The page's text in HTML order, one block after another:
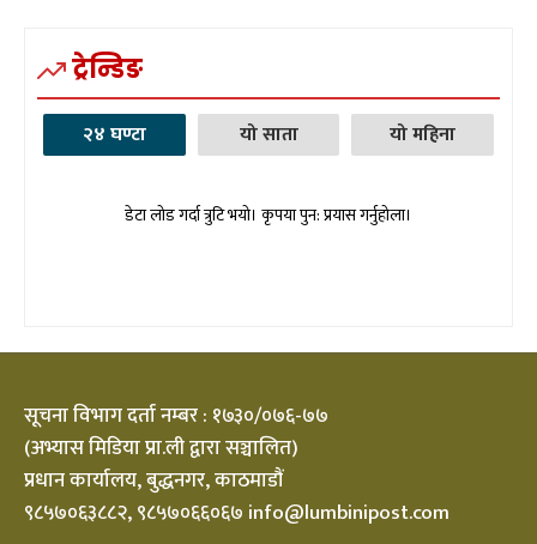
ट्रेन्डिङ
२४ घण्टा यो साता यो महिना
डेटा लोड गर्दा त्रुटि भयो। कृपया पुन: प्रयास गर्नुहोला।
सूचना विभाग दर्ता नम्बर : १७३०/०७६-७७
(अभ्यास मिडिया प्रा.ली द्वारा सञ्चालित)
प्रधान कार्यालय, बुद्धनगर, काठमाडौं
९८५७०६३८८२, ९८५७०६६०६७ info@lumbinipost.com